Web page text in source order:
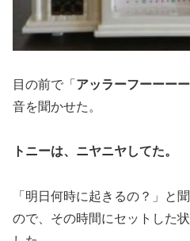
目の前で「 アッラーフーーー
音を聞かせた。
トニーは、ニヤニヤしてた。
「明日何時に起きるの？」と
ので、その時間にセットした